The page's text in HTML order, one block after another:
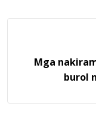
Mga
burol